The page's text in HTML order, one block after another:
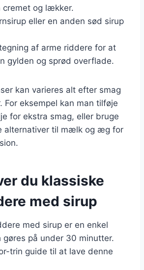
cremet og lækker.
eller en anden sød sirup
af arme riddere for at
gylden og sprød overflade.
kan varieres alt efter smag
For eksempel kan man tilføje
for ekstra smag, eller bruge
alternativer til mælk og æg for
du klassiske
med sirup
med sirup er en enkel
gøres på under 30 minutter.
trin guide til at lave denne